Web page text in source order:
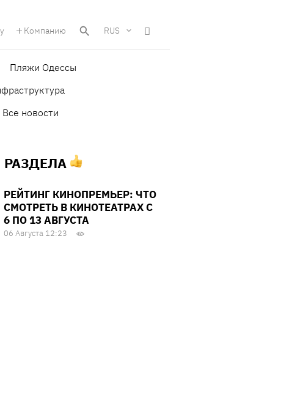
Компанию RUS
Пляжи Одессы
Все новости
РАЗДЕЛА
РЕЙТИНГ КИНОПРЕМЬЕР: ЧТО
СМОТРЕТЬ В КИНОТЕАТРАХ С
6 ПО 13 АВГУСТА
06 Августа 12:23